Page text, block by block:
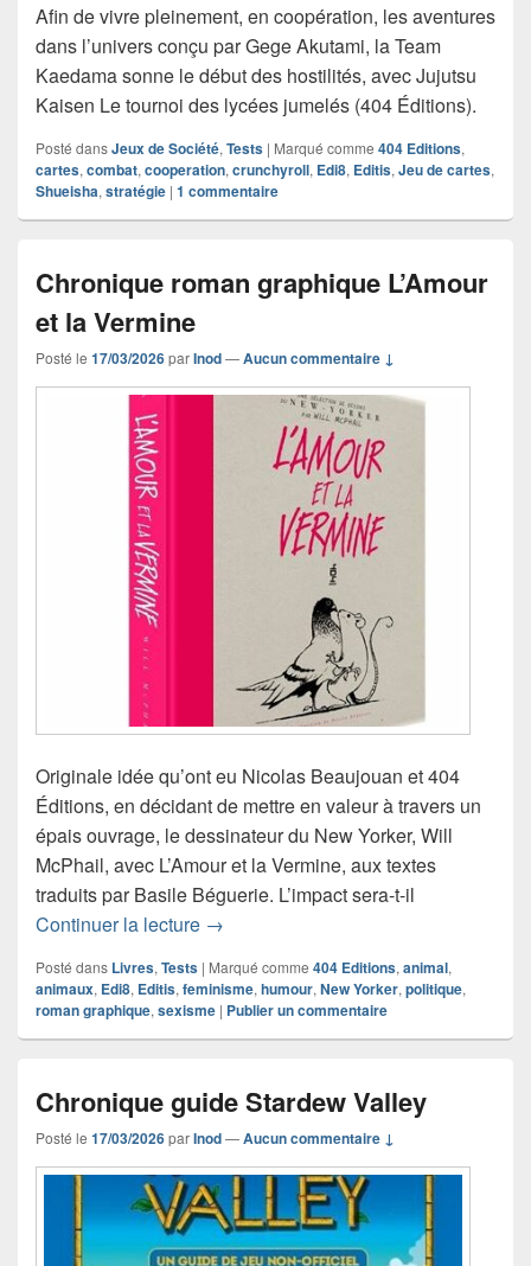
Afin de vivre pleinement, en coopération, les aventures
dans l’univers conçu par Gege Akutami, la Team
Kaedama sonne le début des hostilités, avec Jujutsu
Kaisen Le tournoi des lycées jumelés (404 Éditions).
Posté dansJeux de Société, Tests | Marqué comme 404 Editions,
cartes, combat, cooperation, crunchyroll, Edi8, Editis, Jeu de cartes,
Shueisha, stratégie | 1 commentaire
Chronique roman graphique L’Amour
et la Vermine
Posté le 17/03/2026parInod—Aucun commentaire ↓
Originale idée qu’ont eu Nicolas Beaujouan et 404
Éditions, en décidant de mettre en valeur à travers un
épais ouvrage, le dessinateur du New Yorker, Will
McPhail, avec L’Amour et la Vermine, aux textes
traduits par Basile Béguerie. L’impact sera-t-il
Continuer la lecture Chronique roman graphique L’Amour
→
Posté dans Livres, Tests | Marqué comme 404 Editions, animal,
animaux, Edi8, Editis, feminisme, humour, New Yorker, politique,
roman graphique, sexisme | Publier un commentaire
Chronique guide Stardew Valley
Posté le 17/03/2026parInod—Aucun commentaire ↓